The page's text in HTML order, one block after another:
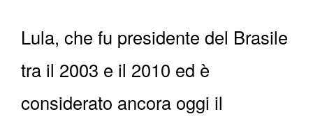
Lula, che fu presidente del Brasile
tra il 2003 e il 2010 ed è
considerato ancora oggi il